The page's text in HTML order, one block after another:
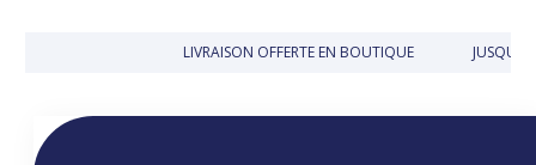
LIVRAISON OFFERTE EN BOUTIQUE JUSQU'À